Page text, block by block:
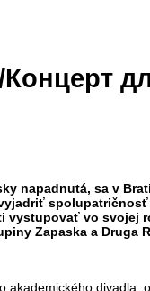
napadnutá, sa v
vystupovať vo svojej
Zapaska a
akademického divadla,